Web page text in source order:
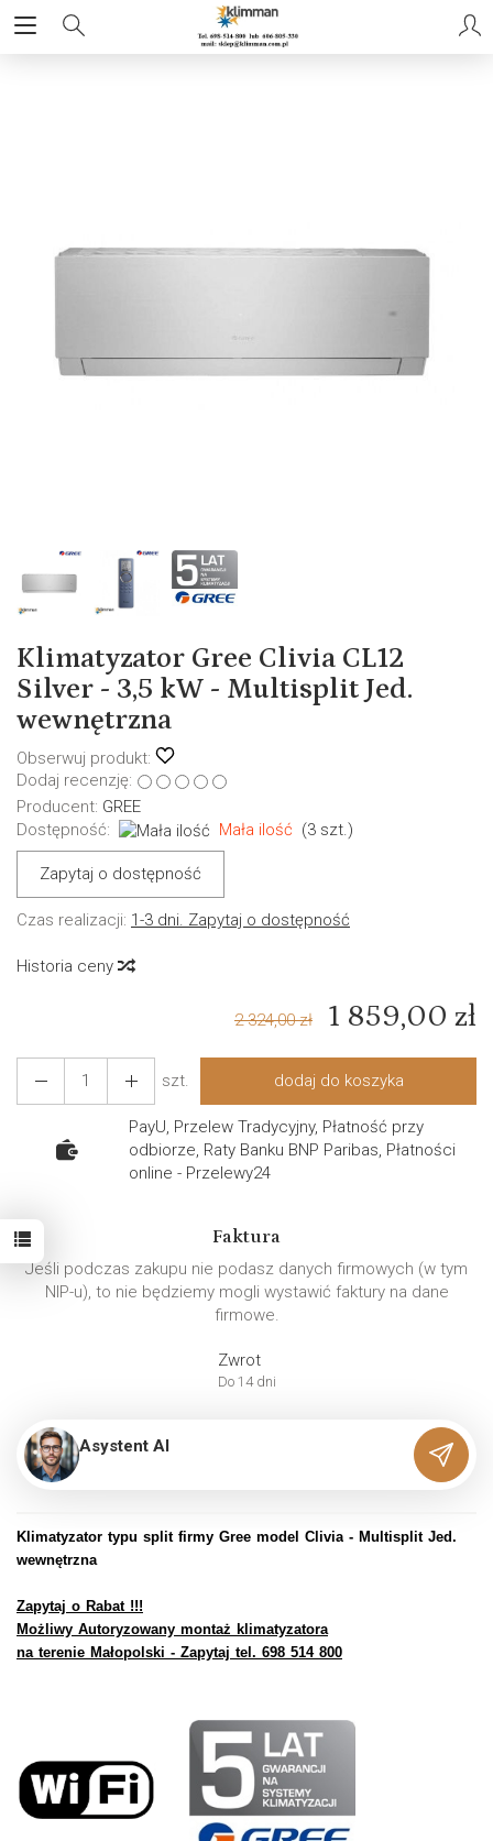
Klimatyzator Gree Clivia CL12
Silver - 3,5 kW - Multisplit Jed.
wewnętrzna
Obserwuj produkt:
Dodaj recenzję:
Producent: GREE
Dostępność:
Mała ilość (3 szt.)
Zapytaj o dostępność
Czas realizacji: 1-3 dni. Zapytaj o dostępność
Historia ceny
2 324,00 zł 1 859,00 zł
szt. dodaj do koszyka
PayU, Przelew Tradycyjny, Płatność przy
odbiorze, Raty Banku BNP Paribas, Płatności
online - Przelewy24
Faktura
Jeśli podczas zakupu nie podasz danych firmowych (w tym
NIP-u), to nie będziemy mogli wystawić faktury na dane
firmowe.
Zwrot
Do 14 dni
Asystent AI
Klimatyzator typu split firmy Gree model Clivia - Multisplit Jed.
wewnętrzna
Zapytaj o Rabat !!!
Możliwy Autoryzowany montaż klimatyzatora
na terenie Małopolski - Zapytaj tel. 698 514 800